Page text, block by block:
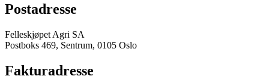
Postadresse
Felleskjøpet Agri SA
Postboks 469, Sentrum, 0105 Oslo
Fakturadresse